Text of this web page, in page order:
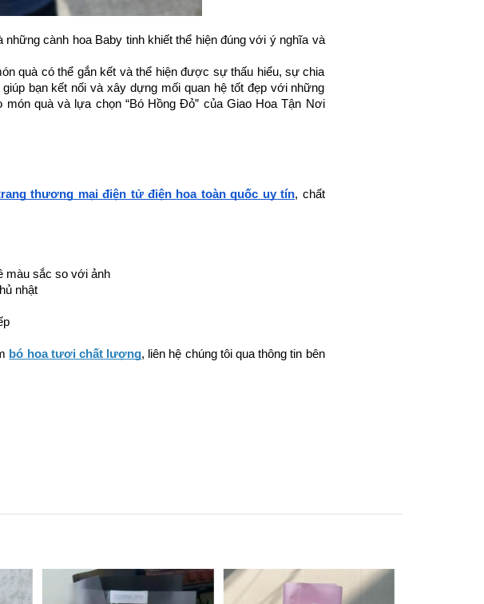
cành hoa Baby tinh khiết thể hiện đúng với ý nghĩa và
quà có thể gắn kết và thể hiện được sự thấu hiểu, sự chia
bạn kết nối và xây dựng mối quan hệ tốt đẹp với những
món quà và lựa chọn “Bó Hồng Đỏ” của Giao Hoa Tận Nơi
thương mại điện tử điện hoa toàn quốc uy tín, chất
màu sắc so với ảnh
nhật
bó hoa tươi chất lượng, liên hệ chúng tôi qua thông tin bên